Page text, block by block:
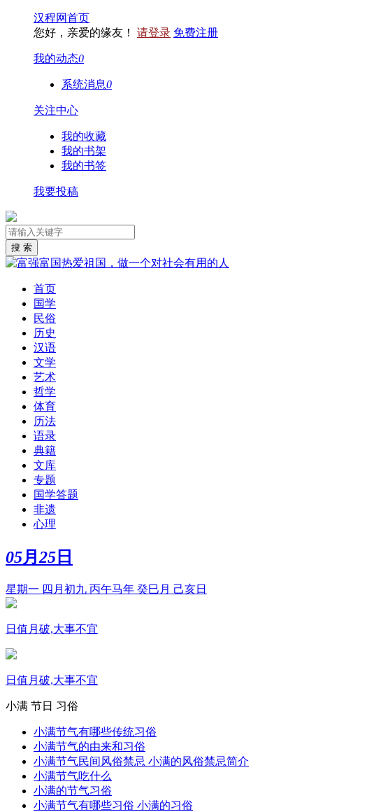
汉程网首页
您好，亲爱的缘友！ 请登录 免费注册
我的动态0
系统消息0
关注中心
我的收藏
我的书架
我的书签
我要投稿
首页
国学
民俗
历史
汉语
文学
艺术
哲学
体育
历法
语录
典籍
文库
专题
国学答题
非遗
心理
05月 25 日
星期一 四月初九 丙午马年 癸巳月 己亥日
日值月破,大事不宜
日值月破,大事不宜
小满 节日 习俗
小满节气有哪些传统习俗
小满节气的由来和习俗
小满节气民间风俗禁忌 小满的风俗禁忌简介
小满节气吃什么
小满的节气习俗
小满节气有哪些习俗 小满的习俗